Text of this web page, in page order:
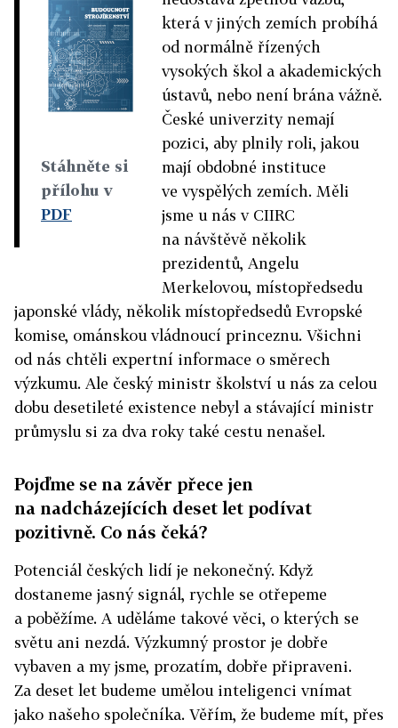
Stáhněte si
přílohu v
PDF
která v jiných zemích probíhá
od normálně řízených
vysokých škol a akademických
ústavů, nebo není brána vážně.
České univerzity nemají
pozici, aby plnily roli, jakou
mají obdobné instituce
ve vyspělých zemích. Měli
jsme u nás v CIIRC
na návštěvě několik
prezidentů, Angelu
Merkelovou, místopředsedu
japonské vlády, několik místopředsedů Evropské
komise, ománskou vládnoucí princeznu. Všichni
od nás chtěli expertní informace o směrech
výzkumu. Ale český ministr školství u nás za celou
dobu desetileté existence nebyl a stávající ministr
průmyslu si za dva roky také cestu nenašel.
Pojďme se na závěr přece jen
na nadcházejících deset let podívat
pozitivně. Co nás čeká?
Potenciál českých lidí je nekonečný. Když
dostaneme jasný signál, rychle se otřepeme
a poběžíme. A uděláme takové věci, o kterých se
světu ani nezdá. Výzkumný prostor je dobře
vybaven a my jsme, prozatím, dobře připraveni.
Za deset let budeme umělou inteligenci vnímat
jako našeho společníka. Věřím, že budeme mít, přes